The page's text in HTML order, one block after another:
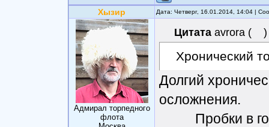
Хызир Дата: Четверг, 16.01.2014, 14:04 |
Адмирал торпедного
флота
Цитата avrora ( )
Хронический
Долгий
осложнения.
Пробки в